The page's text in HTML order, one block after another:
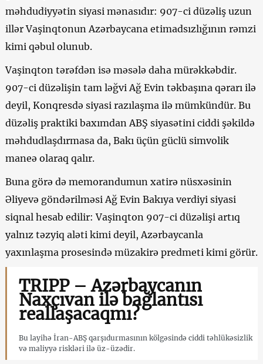
məhdudiyyətin siyasi mənasıdır: 907-ci düzəliş uzun
illər Vaşinqtonun Azərbaycana etimadsızlığının rəmzi
kimi qəbul olunub.
Vaşinqton tərəfdən isə məsələ daha mürəkkəbdir.
907-ci düzəlişin tam ləğvi Ağ Evin təkbaşına qərarı ilə
deyil, Konqresdə siyasi razılaşma ilə mümkündür. Bu
düzəliş praktiki baxımdan ABŞ siyasətini ciddi şəkildə
məhdudlaşdırmasa da, Bakı üçün güclü simvolik
maneə olaraq qalır.
Buna görə də memorandumun xatirə nüsxəsinin
Əliyevə göndərilməsi Ağ Evin Bakıya verdiyi siyasi
siqnal hesab edilir: Vaşinqton 907-ci düzəlişi artıq
yalnız təzyiq aləti kimi deyil, Azərbaycanla
yaxınlaşma prosesində müzakirə predmeti kimi görür.
TRIPP – Azərbaycanın
Naxçıvan ilə bağlantısı
reallaşacaqmı?
Bu layihə İran-ABŞ qarşıdurmasının kölgəsində ciddi təhlükəsizlik
və maliyyə riskləri ilə üz-üzədir.